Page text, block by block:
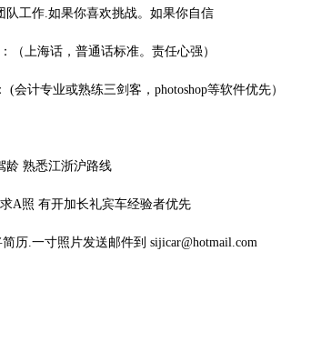
队工作.如果你喜欢挑战。如果你自信
（上海话，普通话标准。责任心强）
(会计专业或熟练三剑客，photoshop等软件优先）
龄 熟悉江浙沪路线
A照 有开加长礼宾车经验者优先
历.一寸照片发送邮件到 sijicar@hotmail.com